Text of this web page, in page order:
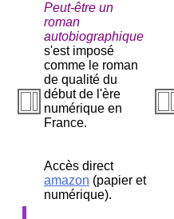
Peut-être un
roman
autobiographique
s'est imposé
comme le roman
de qualité du
début de l'ère
numérique en
France.
Accès direct
amazon (papier et
numérique).